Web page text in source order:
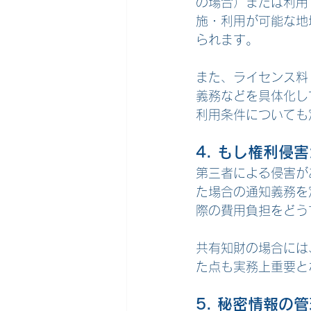
施・利用が可能な
られます。
また、ライセンス
義務などを具体化
利用条件について
4. もし権利侵害
第三者による侵害
た場合の通知義務
際の費用負担をど
共有知財の場合に
た点も実務上重要
5. 秘密情報の